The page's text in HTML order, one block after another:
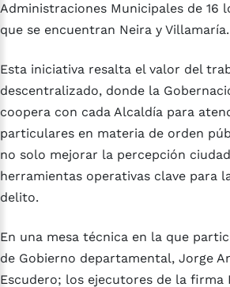
Administraciones Municipales de 16
que se encuentran Neira y Villamaría.
Esta iniciativa resalta el valor del
descentralizado, donde la
coopera con cada Alcaldía para
particulares en materia de orden
no solo mejorar la percepción
herramientas operativas clave para
delito.
En una mesa técnica en la que
de Gobierno departamental, Jorge
Escudero; los ejecutores de la firma